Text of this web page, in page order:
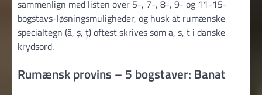
sammenlign med listen over 5-, 7-, 8-, 9- og 11-15-
bogstavs-løsningsmuligheder, og husk at rumænske
specialtegn (ă, ș, ț) oftest skrives som a, s, t i danske
krydsord.
Rumænsk provins – 5 bogstaver: Banat